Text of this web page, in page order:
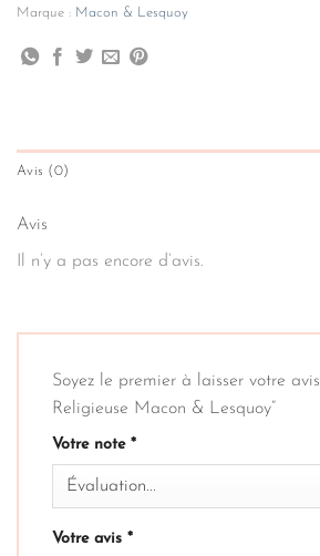
Marque : Macon & Lesquoy
Avis (0)
Avis
Il n’y a pas encore d’avis.
Soyez le premier à laisser votre avis
Religieuse Macon & Lesquoy”
Votre note *
Votre avis *